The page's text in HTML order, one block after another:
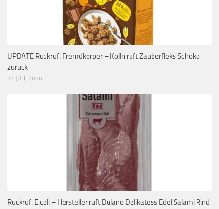
UPDATE Rückruf: Fremdkörper – Kölln ruft Zauberfleks Schoko
zurück
31 JULI, 2026
Rückruf: E.coli – Hersteller ruft Dulano Delikatess Edel Salami Rind